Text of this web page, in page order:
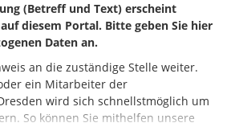
(Betreff und Text) erscheint
diesem Portal. Bitte geben Sie hier
Daten an.
an die zuständige Stelle weiter.
ein Mitarbeiter der
wird sich schnellstmöglich um
So können Sie mithelfen unsere